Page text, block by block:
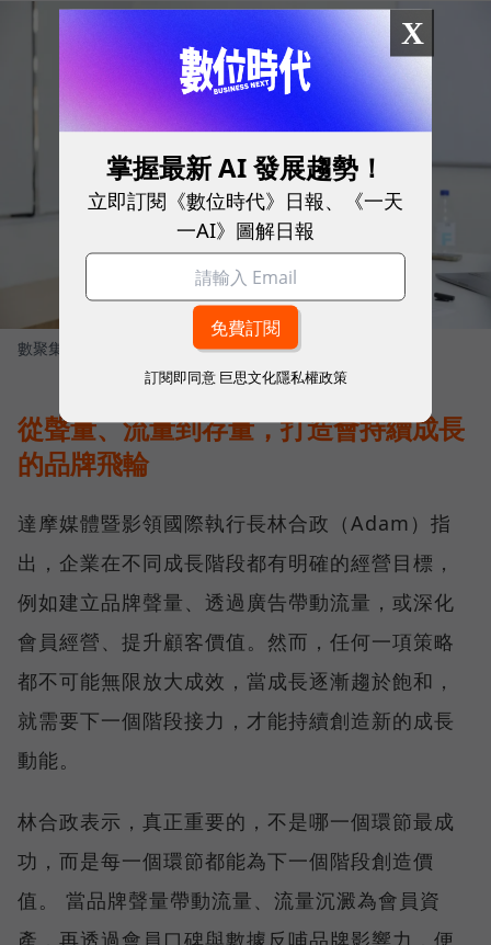
數聚集團創辦人 張元溢 圖／ 數位時代
從聲量、流量到存量，打造會持續成長
的品牌飛輪
達摩媒體暨影領國際執行長林合政（Adam）指
出，企業在不同成長階段都有明確的經營目標，
例如建立品牌聲量、透過廣告帶動流量，或深化
會員經營、提升顧客價值。然而，任何一項策略
都不可能無限放大成效，當成長逐漸趨於飽和，
就需要下一個階段接力，才能持續創造新的成長
動能。
林合政表示，真正重要的，不是哪一個環節最成
功，而是每一個環節都能為下一個階段創造價
值。 當品牌聲量帶動流量、流量沉澱為會員資
產，再透過會員口碑與數據反哺品牌影響力，便
X
掌握最新 AI 發展趨勢！
立即訂閱《數位時代》日報、《一天
一AI》圖解日報
訂閱即同意 巨思文化隱私權政策